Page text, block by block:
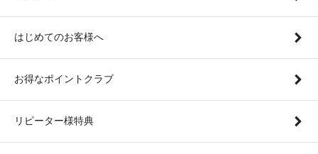
はじめてのお客様へ
お得なポイントクラブ
リピーター様特典